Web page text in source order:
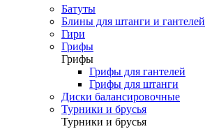
Батуты
Блины для штанги и гантелей
Гири
Грифы
Грифы
Грифы для гантелей
Грифы для штанги
Диски балансировочные
Турники и брусья
Турники и брусья